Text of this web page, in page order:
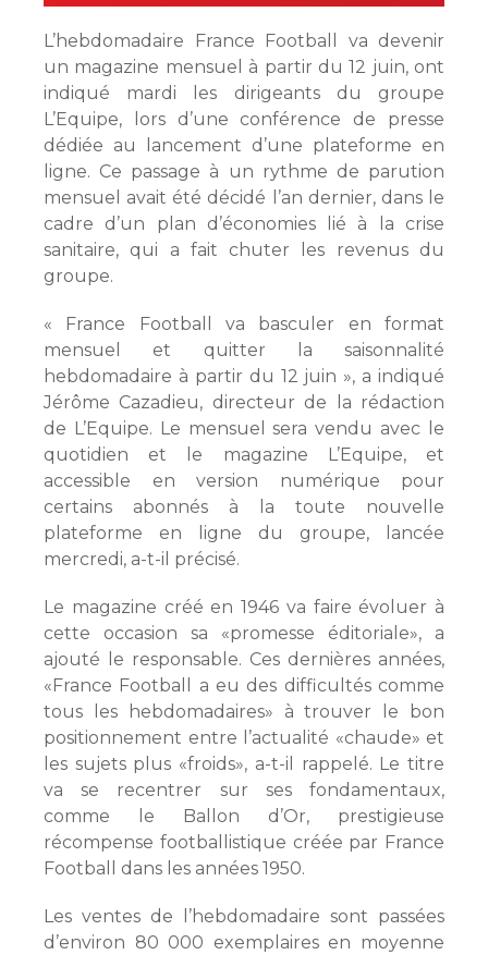
L’hebdomadaire France Football va devenir
un magazine mensuel à partir du 12 juin, ont
indiqué mardi les dirigeants du groupe
L’Equipe, lors d’une conférence de presse
dédiée au lancement d’une plateforme en
ligne. Ce passage à un rythme de parution
mensuel avait été décidé l’an dernier, dans le
cadre d’un plan d’économies lié à la crise
sanitaire, qui a fait chuter les revenus du
groupe.
« France Football va basculer en format
mensuel et quitter la saisonnalité
hebdomadaire à partir du 12 juin », a indiqué
Jérôme Cazadieu, directeur de la rédaction
de L’Equipe. Le mensuel sera vendu avec le
quotidien et le magazine L’Equipe, et
accessible en version numérique pour
certains abonnés à la toute nouvelle
plateforme en ligne du groupe, lancée
mercredi, a-t-il précisé.
Le magazine créé en 1946 va faire évoluer à
cette occasion sa «promesse éditoriale», a
ajouté le responsable. Ces dernières années,
«France Football a eu des difficultés comme
tous les hebdomadaires» à trouver le bon
positionnement entre l’actualité «chaude» et
les sujets plus «froids», a-t-il rappelé. Le titre
va se recentrer sur ses fondamentaux,
comme le Ballon d’Or, prestigieuse
récompense footballistique créée par France
Football dans les années 1950.
Les ventes de l’hebdomadaire sont passées
d’environ 80 000 exemplaires en moyenne